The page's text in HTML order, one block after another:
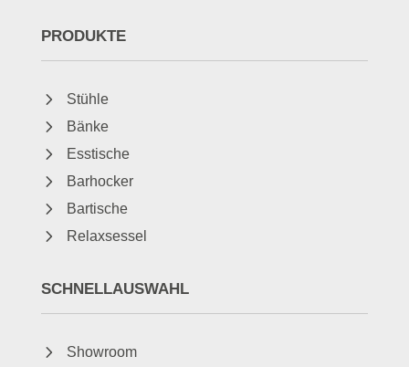
PRODUKTE
5 Stühle
5 Bänke
5 Esstische
5 Barhocker
5 Bartische
5 Relaxsessel
SCHNELLAUSWAHL
5 Showroom